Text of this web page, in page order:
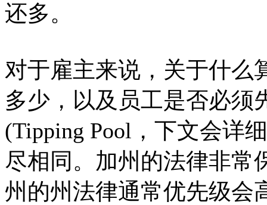
还多。
对于雇主来说，关于什么
多少，以及员工是否必须
(Tipping Pool，下文会详
尽相同。加州的法律非常
州的州法律通常优先级会